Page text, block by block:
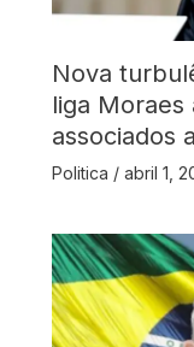
Nova
liga Moraes
associados
Politica / abril 1,